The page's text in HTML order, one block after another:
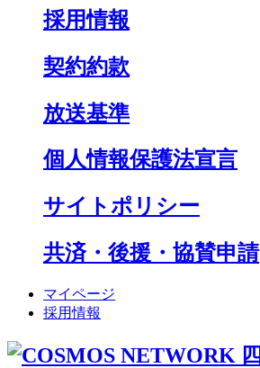
採用情報
契約約款
放送基準
個人情報保護法宣言
サイトポリシー
共済・後援・協賛申請
マイページ
採用情報